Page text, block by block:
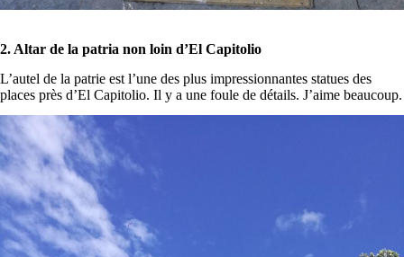
2. Altar de la patria non loin d’El Capitolio
L’autel de la patrie est l’une des plus impressionnantes statues des
places près d’El Capitolio. Il y a une foule de détails. J’aime beaucoup.